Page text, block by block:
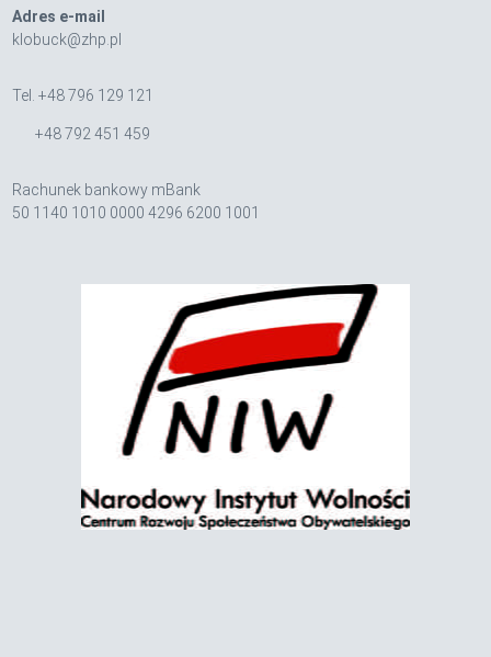
Adres e-mail
klobuck@zhp.pl
Tel. +48 796 129 121
+48 792 451 459
Rachunek bankowy mBank
50 1140 1010 0000 4296 6200 1001